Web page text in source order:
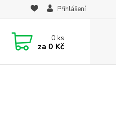
Přihlášení
0ks
za 0 Kč